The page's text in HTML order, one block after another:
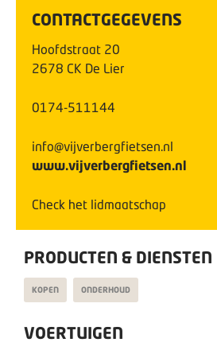
CONTACTGEGEVENS
Hoofdstraat 20
2678 CK De Lier
0174-511144
info@vijverbergfietsen.nl
www.vijverbergfietsen.nl
Check het lidmaatschap
PRODUCTEN & DIENSTEN
KOPEN ONDERHOUD
VOERTUIGEN